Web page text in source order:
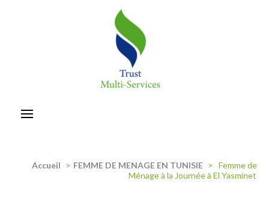
Accueil > FEMME DE MENAGE EN TUNISIE > Femme de
Ménage à la Journée à El Yasminet